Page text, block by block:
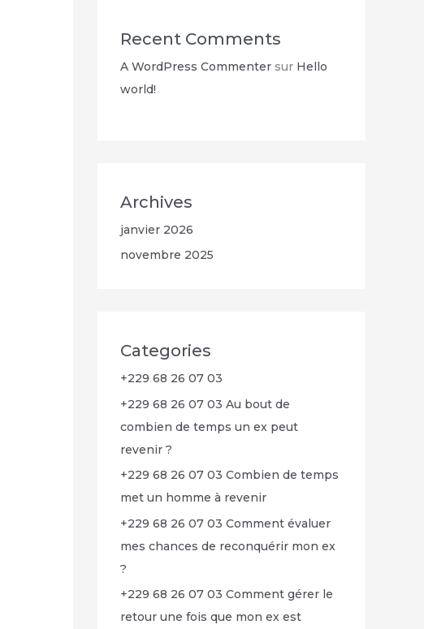
Recent Comments
A WordPress Commenter sur Hello
world!
Archives
janvier 2026
novembre 2025
Categories
+229 68 26 07 03
+229 68 26 07 03 Au bout de
combien de temps un ex peut
revenir ?
+229 68 26 07 03 Combien de temps
met un homme à revenir
+229 68 26 07 03 Comment évaluer
mes chances de reconquérir mon ex
?
+229 68 26 07 03 Comment gérer le
retour une fois que mon ex est